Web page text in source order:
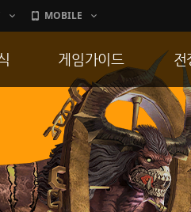
MOBILE
게임가이드
게임 특징
서버가이드
신병훈련소
세부가이드
전
통
공